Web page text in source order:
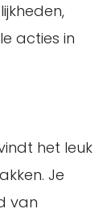
acties in
het leuk
Je
van